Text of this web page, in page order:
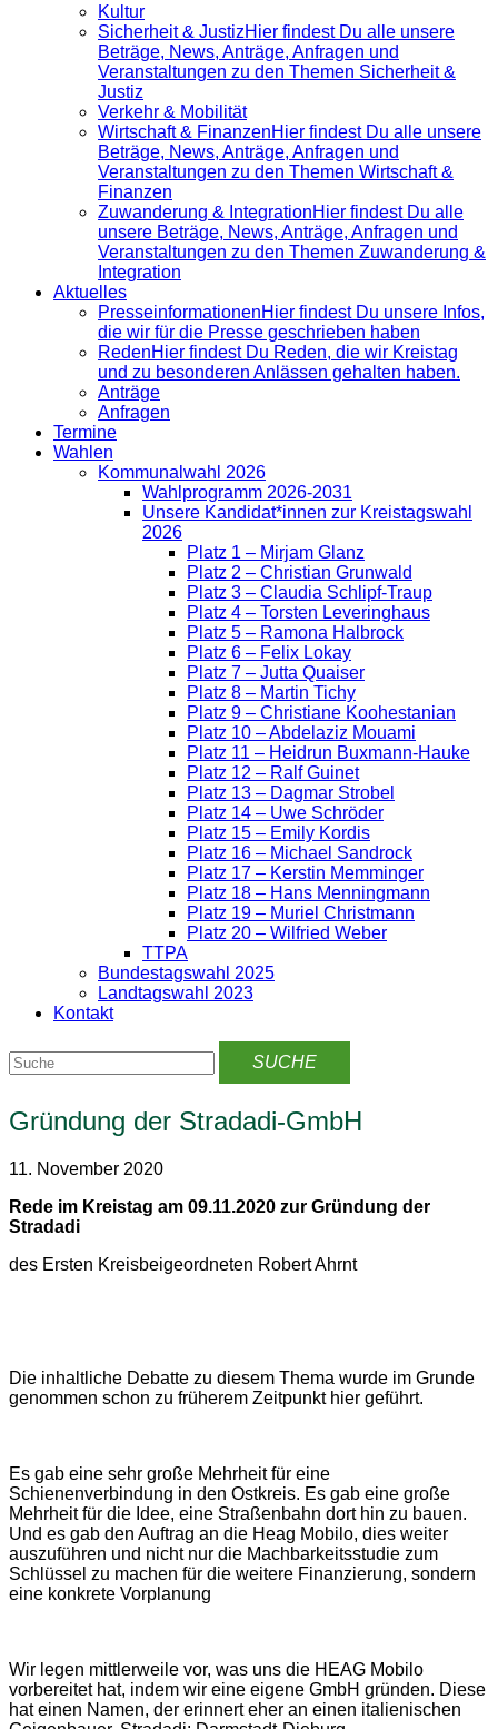
Kultur
Sicherheit & JustizHier findest Du alle unsere
Beträge, News, Anträge, Anfragen und
Veranstaltungen zu den Themen Sicherheit &
Justiz
Verkehr & Mobilität
Wirtschaft & FinanzenHier findest Du alle unsere
Beträge, News, Anträge, Anfragen und
Veranstaltungen zu den Themen Wirtschaft &
Finanzen
Zuwanderung & IntegrationHier findest Du alle
unsere Beträge, News, Anträge, Anfragen und
Veranstaltungen zu den Themen Zuwanderung &
Integration
Aktuelles
Presse­informationenHier findest Du unsere Infos,
die wir für die Presse geschrieben haben
RedenHier findest Du Reden, die wir Kreistag
und zu besonderen Anlässen gehalten haben.
Anträge
Anfragen
Termine
Wahlen
Kommunalwahl 2026
Wahlprogramm 2026-2031
Unsere Kandidat*innen zur Kreistagswahl
2026
Platz 1 – Mirjam Glanz
Platz 2 – Christian Grunwald
Platz 3 – Claudia Schlipf-Traup
Platz 4 – Torsten Leveringhaus
Platz 5 – Ramona Halbrock
Platz 6 – Felix Lokay
Platz 7 – Jutta Quaiser
Platz 8 – Martin Tichy
Platz 9 – Christiane Koohestanian
Platz 10 – Abdelaziz Mouami
Platz 11 – Heidrun Buxmann-Hauke
Platz 12 – Ralf Guinet
Platz 13 – Dagmar Strobel
Platz 14 – Uwe Schröder
Platz 15 – Emily Kordis
Platz 16 – Michael Sandrock
Platz 17 – Kerstin Memminger
Platz 18 – Hans Menningmann
Platz 19 – Muriel Christmann
Platz 20 – Wilfried Weber
TTPA
Bundestagswahl 2025
Landtagswahl 2023
Kontakt
Gründung der Stradadi-GmbH
11. November 2020
Rede im Kreistag am 09.11.2020 zur Gründung der
Stradadi
des Ersten Kreisbeigeordneten Robert Ahrnt
Die inhaltliche Debatte zu diesem Thema wurde im Grunde
genommen schon zu früherem Zeitpunkt hier geführt.
Es gab eine sehr große Mehrheit für eine
Schienenverbindung in den Ostkreis. Es gab eine große
Mehrheit für die Idee, eine Straßenbahn dort hin zu bauen.
Und es gab den Auftrag an die Heag Mobilo, dies weiter
auszuführen und nicht nur die Machbarkeitsstudie zum
Schlüssel zu machen für die weitere Finanzierung, sondern
eine konkrete Vorplanung
Wir legen mittlerweile vor, was uns die HEAG Mobilo
vorbereitet hat, indem wir eine eigene GmbH gründen. Diese
hat einen Namen, der erinnert eher an einen italienischen